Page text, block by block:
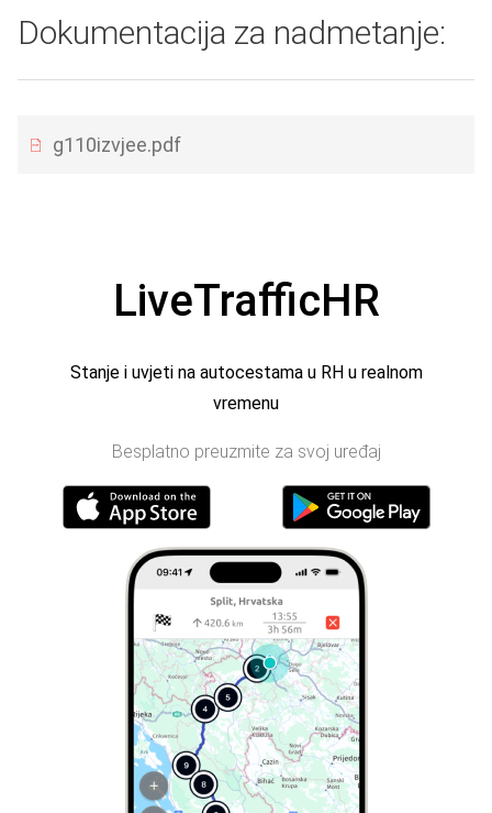
Dokumentacija za nadmetanje:
g110izvjee.pdf
LiveTrafficHR
Stanje i uvjeti na autocestama u RH u realnom
vremenu
Besplatno preuzmite za svoj uređaj